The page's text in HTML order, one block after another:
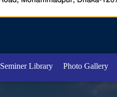
Seminer Library Photo Gallery